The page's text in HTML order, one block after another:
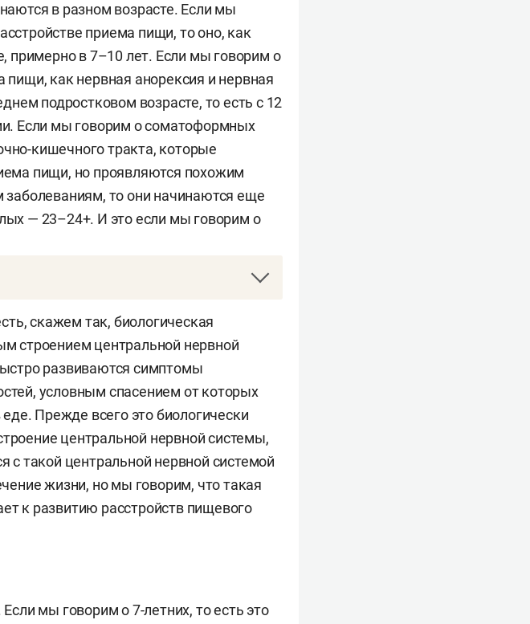
в разном возрасте. Если мы
приема пищи, то оно, как
примерно в 7–10 лет. Если мы говорим о
пищи, как нервная анорексия и нервная
подростковом возрасте, то есть с 12
Если мы говорим о соматоформных
кишечного тракта, которые
пищи, но проявляются похожим
заболеваниям, то они начинаются еще
— 23–24+. И это если мы говорим о
Еврейского
открывшемся в Израиле
с расстройствами приема пищи.
«лечебное дело».
в России нет специализированного
и начала собирать команду
РПП.
скажем так, биологическая
строением центральной нервной
развиваются симптомы
условным спасением от которых
Прежде всего это биологически
центральной нервной системы,
с такой центральной нервной системой
жизни, но мы говорим, что такая
к развитию расстройств пищевого
мы говорим о 7-летних, то есть это